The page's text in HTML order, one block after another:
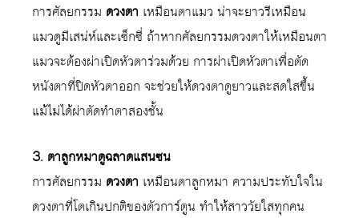
การศัลยกรรม ดวงตา เหมือนตาแมว น่าจะยาวรีเหมือน
แมวดูมีเสน่ห์และเซ็กซี่ ถ้าหากศัลยกรรมดวงตาให้เหมือนตา
แมวจะต้องผ่าเปิดหัวตาร่วมด้วย การผ่าเปิดหัวตาเพื่อตัด
หนังตาที่ปิดหัวตาออก จะช่วยให้ดวงตาดูยาวและสดใสขึ้น
แม้ไม่ได้ผ่าตัดทำตาสองชั้น
3. ตาลูกหมาดูฉลาดแสนซน
การศัลยกรรม ดวงตา เหมือนตาลูกหมา ความประทับใจใน
ดวงตาที่โตเกินปกติของตัวการ์ตูน ทำให้สาววัยใสทุกคน